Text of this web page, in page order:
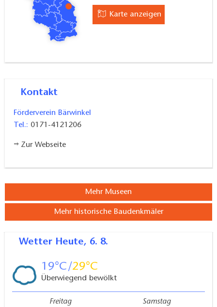
Karte anzeigen
Kontakt
Förderverein Bärwinkel
Tel.: 0171-4121206
Zur Webseite
Mehr Museen
Mehr historische Baudenkmäler
Wetter Heute, 6. 8.
19 29
Überwiegend bewölkt
Freitag Samstag